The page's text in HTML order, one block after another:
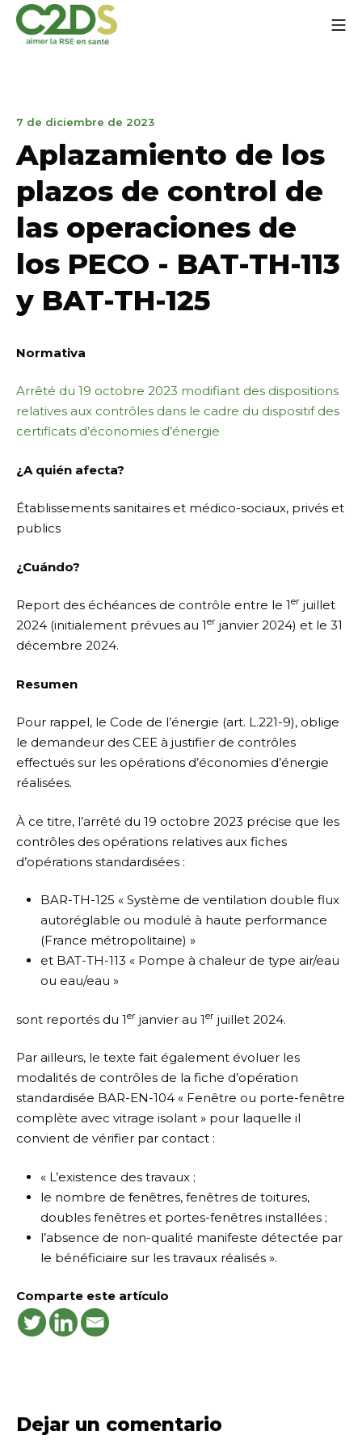
contenido
7 de diciembre de 20237
diciembre
2023
Aplazamiento de los
plazos de control de
las operaciones de
los PECO - BAT-TH-113
y BAT-TH-125
Normativa
Arrêté du 19 octobre 2023 modifiant des dispositions
relatives aux contrôles dans le cadre du dispositif des
certificats d’économies d’énergie
¿A quién afecta?
Établissements sanitaires et médico-sociaux, privés et
publics
¿Cuándo?
Report des échéances de contrôle entre le 1er juillet
2024 (initialement prévues au 1er janvier 2024) et le 31
décembre 2024.
Resumen
Pour rappel, le Code de l’énergie (art. L.221-9), oblige
le demandeur des CEE à justifier de contrôles
effectués sur les opérations d’économies d’énergie
réalisées.
À ce titre, l’arrêté du 19 octobre 2023 précise que les
contrôles des opérations relatives aux fiches
d’opérations standardisées :
BAR-TH-125 « Système de ventilation double flux
autoréglable ou modulé à haute performance
(France métropolitaine) »
et BAT-TH-113 « Pompe à chaleur de type air/eau
ou eau/eau »
sont reportés du 1er janvier au 1er juillet 2024.
Par ailleurs, le texte fait également évoluer les
modalités de contrôles de la fiche d’opération
standardisée BAR-EN-104 « Fenêtre ou porte-fenêtre
complète avec vitrage isolant » pour laquelle il
convient de vérifier par contact :
« L’existence des travaux ;
le nombre de fenêtres, fenêtres de toitures,
doubles fenêtres et portes-fenêtres installées ;
l’absence de non-qualité manifeste détectée par
le bénéficiaire sur les travaux réalisés ».
Comparte este artículo
Dejar un comentario